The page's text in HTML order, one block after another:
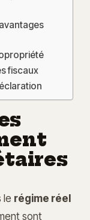
fiscaux
le régime réel
sont